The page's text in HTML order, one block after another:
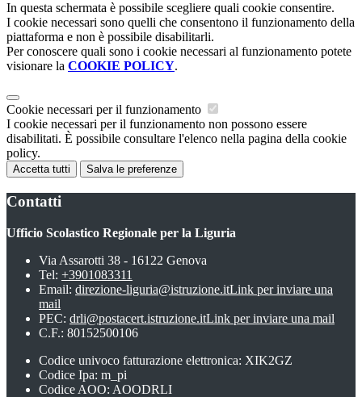
In questa schermata è possibile scegliere quali cookie consentire.
I cookie necessari sono quelli che consentono il funzionamento della
piattaforma e non è possibile disabilitarli.
Per conoscere quali sono i cookie necessari al funzionamento potete
visionare la COOKIE POLICY.
Cookie necessari per il funzionamento
I cookie necessari per il funzionamento non possono essere
disabilitati. È possibile consultare l'elenco nella pagina della cookie
policy.
Accetta tutti Salva le preferenze
Contatti
Ufficio Scolastico Regionale per la Liguria
Via Assarotti 38 - 16122 Genova
Tel: +3901083311
Email: direzione-liguria@istruzione.itLink per inviare una
mail
PEC: drli@postacert.istruzione.itLink per inviare una mail
C.F.: 80152500106
Codice univoco fatturazione elettronica: XIK2GZ
Codice Ipa: m_pi
Codice AOO: AOODRLI